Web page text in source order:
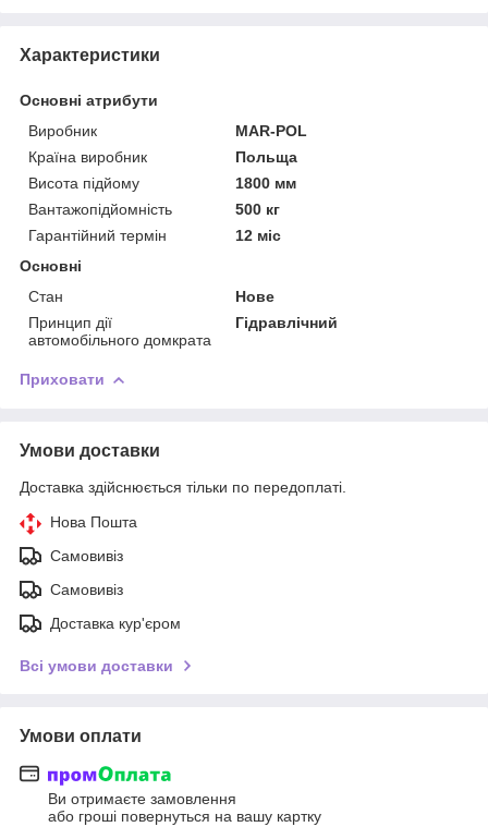
Характеристики
Основні атрибути
Виробник
MAR-POL
Країна виробник
Польща
Висота підйому
1800 мм
Вантажопідйомність
500 кг
Гарантійний термін
12 міс
Основні
Стан
Нове
Принцип дії
автомобільного домкрата
Гідравлічний
Приховати
Умови доставки
Доставка здійснюється тільки по передоплаті.
Нова Пошта
Самовивіз
Самовивіз
Доставка кур'єром
Всі умови доставки
Умови оплати
Ви отримаєте замовлення
або гроші повернуться на вашу картку